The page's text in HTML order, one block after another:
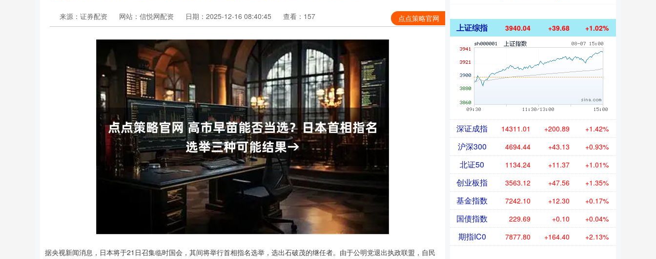
点点策略官网
来源：证券配资 网站：信悦网配资 日期：2025-12-16 08:40:45 查看：157
据央视新闻消息，日本将于21日召集临时国会，其间将举行首相指名选举，选出石破茂的继任者。由于公明党退出执政联盟，自民
上证综指 3940.04 +39.68 +1.02%
深证成指 14311.01 +200.89 +1.42%
沪深300 4694.44 +43.13 +0.93%
北证50 1134.24 +11.37 +1.01%
创业板指 3563.12 +47.56 +1.35%
基金指数 7242.10 +12.30 +0.17%
国债指数 229.69 +0.10 +0.04%
期指IC0 7877.80 +164.40 +2.13%